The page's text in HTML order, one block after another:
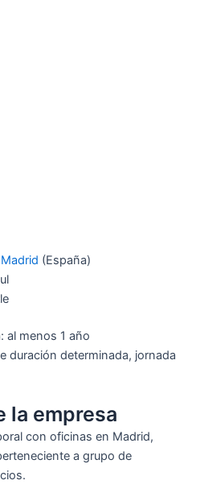
Madrid (España)
al menos 1 año
duración determinada, jornada
la empresa
con oficinas en Madrid,
a grupo de